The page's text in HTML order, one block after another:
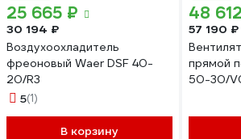
25 665 ₽
30 194 ₽
Воздухоохладитель
фреоновый Waer DSF 40-
20/R3
5(1)
В корзину
48
57 190 ₽
прямой
50-30/